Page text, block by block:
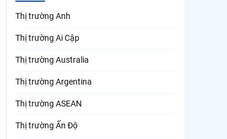
Thị trường Anh
Thị trường Ai Cập
Thị trường Australia
Thị trường Argentina
Thị trường ASEAN
Thị trường Ấn Độ